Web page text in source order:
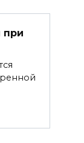
при